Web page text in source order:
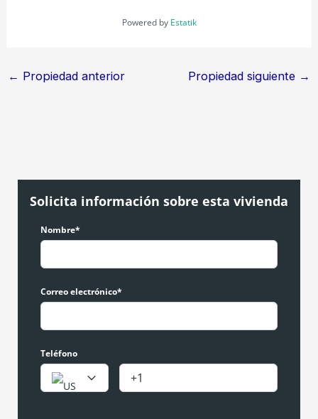
Powered by Estatik
← Propiedad anterior Propiedad siguiente →
Solicita información sobre esta vivienda
Nombre*
Correo electrónico*
Teléfono